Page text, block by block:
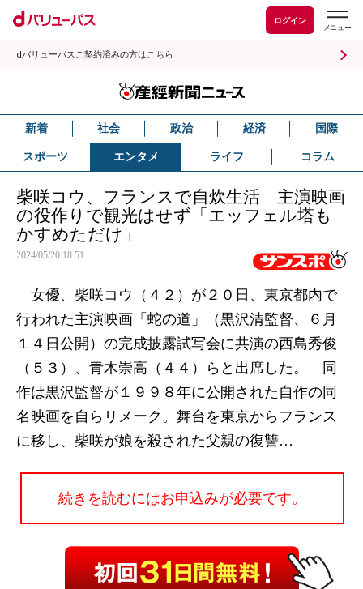
ログイン
dバリューパスご契約済みの方はこちら
新着 社会 政治 経済 国際
スポーツ エンタメ ライフ コラム
柴咲コウ、フランスで自炊生活 主演映画
の役作りで観光はせず「エッフェル塔も
かすめただけ」
2024/05/20 18:51
女優、柴咲コウ（４２）が２０日、東京都内で
行われた主演映画「蛇の道」（黒沢清監督、６月
１４日公開）の完成披露試写会に共演の西島秀俊
（５３）、青木崇高（４４）らと出席した。 同
作は黒沢監督が１９９８年に公開された自作の同
名映画を自らリメーク。舞台を東京からフランス
に移し、柴咲が娘を殺された父親の復讐…
続きを読むにはお申込みが必要です。